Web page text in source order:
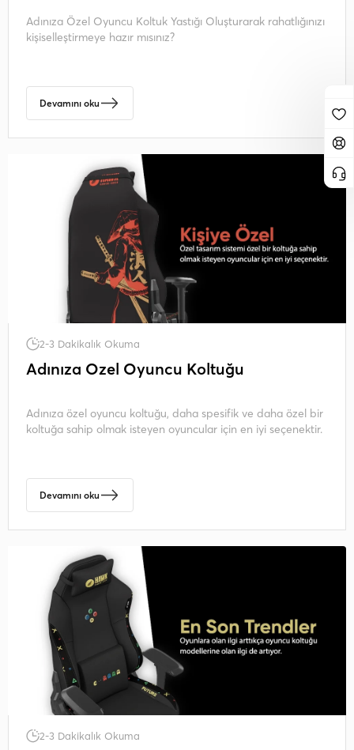
Adınıza Özel Oyuncu Koltuk Yastığı Oluşturarak rahatlığınızı
kişiselleştirmeye hazır mısınız?
Devamını oku
2-3 Dakikalık Okuma
Adınıza Özel Oyuncu Koltuğu
Adınıza özel oyuncu koltuğu, daha spesifik ve daha özel bir
koltuğa sahip olmak isteyen oyuncular için en iyi seçenektir.
Devamını oku
2-3 Dakikalık Okuma